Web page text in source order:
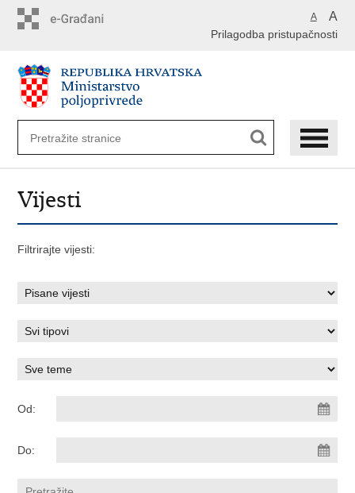
A A
Prilagodba pristupačnosti
Vijesti
Filtrirajte vijesti:
Od:
Do: